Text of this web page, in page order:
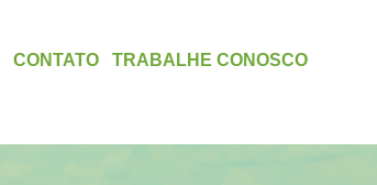
CONTATO TRABALHE CONOSCO